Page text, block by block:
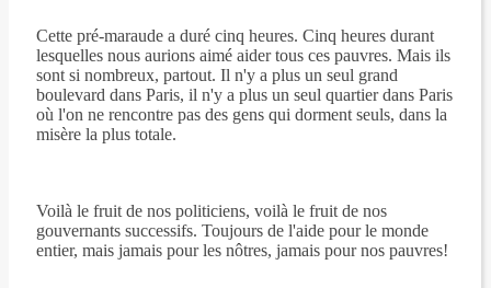
Cette pré-maraude a duré cinq heures. Cinq heures durant
lesquelles nous aurions aimé aider tous ces pauvres. Mais ils
sont si nombreux, partout. Il n'y a plus un seul grand
boulevard dans Paris, il n'y a plus un seul quartier dans Paris
où l'on ne rencontre pas des gens qui dorment seuls, dans la
misère la plus totale.
Voilà le fruit de nos politiciens, voilà le fruit de nos
gouvernants successifs. Toujours de l'aide pour le monde
entier, mais jamais pour les nôtres, jamais pour nos pauvres!